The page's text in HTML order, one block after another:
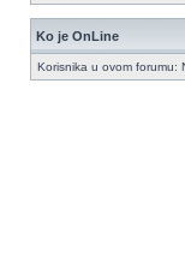
Ko je OnLine
Korisnika u ovom forumu: